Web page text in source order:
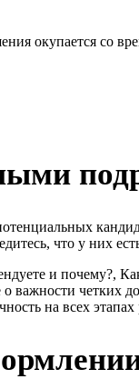
окупается со
что у них
и почему?,
четких
на всех